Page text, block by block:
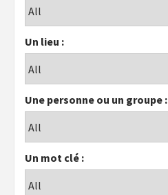
Un lieu :
Une personne ou un groupe :
Un mot clé :